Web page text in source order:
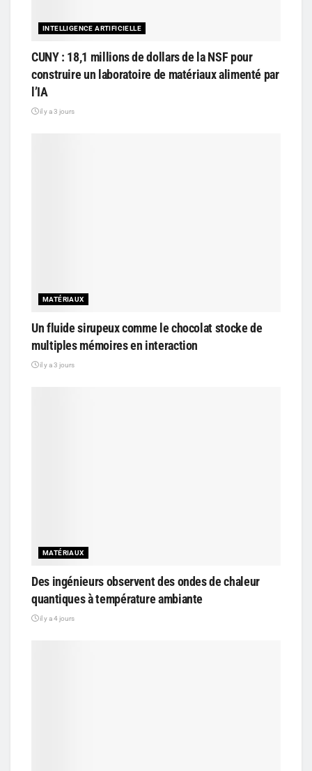
INTELLIGENCE ARTIFICIELLE
CUNY : 18,1 millions de dollars de la NSF pour
construire un laboratoire de matériaux alimenté par
l’IA
il y a 3 jours
MATÉRIAUX
Un fluide sirupeux comme le chocolat stocke de
multiples mémoires en interaction
il y a 3 jours
MATÉRIAUX
Des ingénieurs observent des ondes de chaleur
quantiques à température ambiante
il y a 4 jours